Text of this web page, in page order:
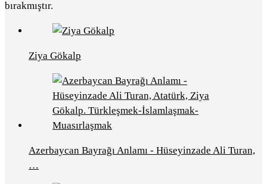
bırakmıştır.
Ziya Gökalp
Azerbaycan Bayrağı Anlamı - Hüseyinzade Ali Turan,
…